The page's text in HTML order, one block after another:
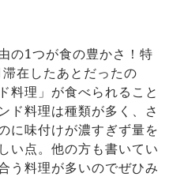
の1つが食の豊かさ！特
在したあとだったの
料理」が食べられること
ド料理は種類が多く、さ
に味付けが濃すぎず量を
い点。他の方も書いてい
う料理が多いのでぜひみ